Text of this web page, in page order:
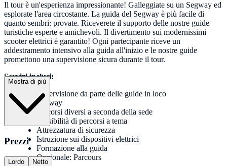
Il tour è un'esperienza impressionante! Galleggiate su un Segway ed
esplorate l'area circostante. La guida del Segway è più facile di
quanto sembri: provate. Riceverete il supporto delle nostre guide
turistiche esperte e amichevoli. Il divertimento sui modernissimi
scooter elettrici è garantito! Ogni partecipante riceve un
addestramento intensivo alla guida all'inizio e le nostre guide
promettono una supervisione sicura durante il tour.
Servizi inclusi:
Supervisione da parte delle guide in loco
Segway
Percorsi diversi a seconda della sede
Possibilità di percorsi a tema
Attrezzatura di sicurezza
Istruzione sui dispositivi elettrici
Formazione alla guida
Opzionale: Parcours
Mostra di più
Prezzi
Lordo Netto